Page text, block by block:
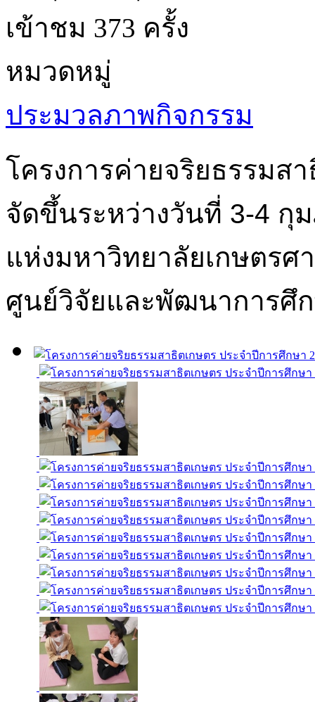
เข้าชม 373 ครั้ง
หมวดหมู่
ประมวลภาพกิจกรรม
โครงการค่ายจริยธรรมส
จัดขึ้นระหว่างวันที่ 3-4 กุ
แห่งมหาวิทยาลัยเกษตรศ
ศูนย์วิจัยและพัฒนาการศึ